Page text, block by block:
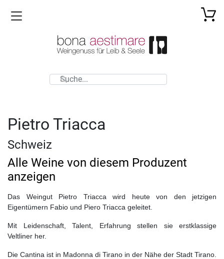
Toggle navigation
Pietro Triacca
Schweiz
Alle Weine von diesem Produzent
anzeigen
Das Weingut Pietro Triacca wird heute von den jetzigen
Eigentümern Fabio und Piero Triacca geleitet.
Mit Leidenschaft, Talent, Erfahrung stellen sie erstklassige
Veltliner her.
Die Cantina ist in Madonna di Tirano in der Nähe der Stadt Tirano.